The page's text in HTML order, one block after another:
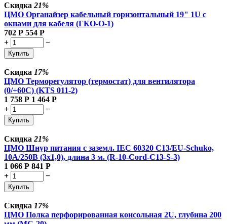
Скидка 21%
ЦМО Органайзер кабельный горизонтальный 19" 1U с
окнами для кабеля (ГКО-О-1)
702 Р 554 Р
+
−
Купить
Скидка 17%
ЦМО Терморегулятор (термостат) для вентилятора
(0/+60С) (KTS 011-2)
1 758 Р 1 464 Р
+
−
Купить
Скидка 21%
ЦМО Шнур питания с заземл. IEC 60320 C13/EU-Schuko,
10А/250В (3x1,0), длина 3 м. (R-10-Cord-C13-S-3)
1 066 Р 841 Р
+
−
Купить
Скидка 17%
ЦМО Полка перфорированная консольная 2U, глубина 200